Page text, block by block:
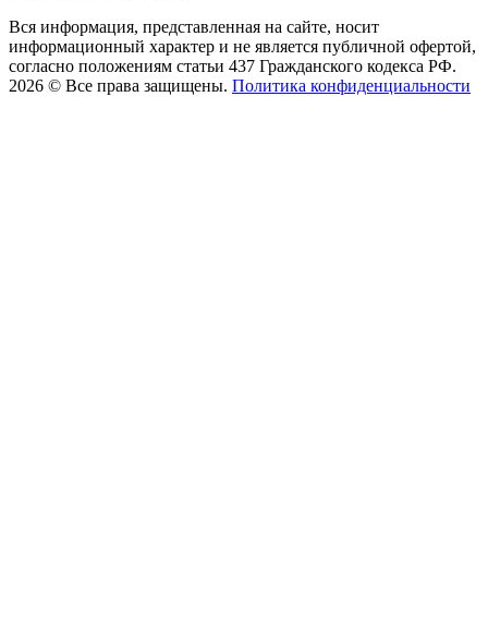
Вся информация, представленная на сайте, носит
информационный характер и не является публичной офертой,
согласно положениям статьи 437 Гражданского кодекса РФ.
2026 © Все права защищены. Политика конфиденциальности